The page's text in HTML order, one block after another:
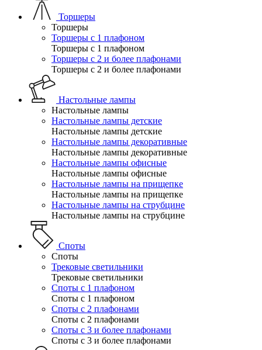
Торшеры
Торшеры
Торшеры с 1 плафоном
Торшеры с 1 плафоном
Торшеры с 2 и более плафонами
Торшеры с 2 и более плафонами
Настольные лампы
Настольные лампы
Настольные лампы детские
Настольные лампы детские
Настольные лампы декоративные
Настольные лампы декоративные
Настольные лампы офисные
Настольные лампы офисные
Настольные лампы на прищепке
Настольные лампы на прищепке
Настольные лампы на струбцине
Настольные лампы на струбцине
Споты
Споты
Трековые светильники
Трековые светильники
Споты с 1 плафоном
Споты с 1 плафоном
Споты с 2 плафонами
Споты с 2 плафонами
Споты с 3 и более плафонами
Споты с 3 и более плафонами